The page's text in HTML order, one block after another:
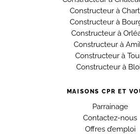
Constructeur à
Constructeur à
Constructeur à
Constructeur à
Constructeur à
Constructeur à
MAISONS CPR ET
Parrainage
Contactez-nous
Offres d’emploi